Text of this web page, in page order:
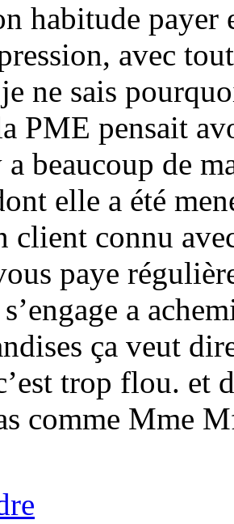
habitude
avec
ne sais
PME pensait
a beaucoup de
elle a été
client connu
paye
a
ça veut
trop flou. et
comme Mme